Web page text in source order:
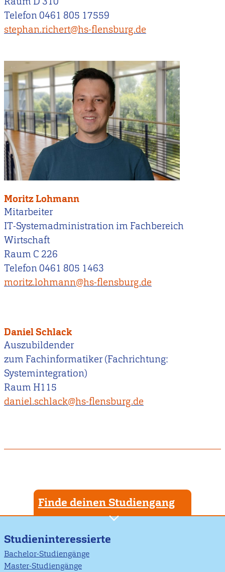
Telefon 0461 805 17559
stephan.richert@hs-flensburg.de
Moritz Lohmann
Mitarbeiter
IT-Systemadministration im Fachbereich
Wirtschaft
Raum C 226
Telefon 0461 805 1463
moritz.lohmann@hs-flensburg.de
Daniel Schlack
Auszubildender
zum Fachinformatiker (Fachrichtung:
Systemintegration)
Raum H115
daniel.schlack@hs-flensburg.de
Finde deinen Studiengang
Studieninteressierte
Bachelor-Studiengänge
Master-Studiengänge